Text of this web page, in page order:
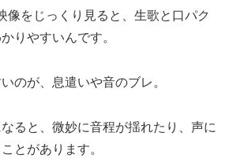
像をじっくり見ると、生歌と口パク
りやすいんです。
のが、息遣いや音のブレ。
ると、微妙に音程が揺れたり、声に
とがあります。